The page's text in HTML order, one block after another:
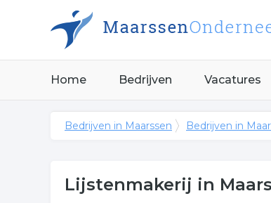
Home Bedrijven Vacatures
Bedrijven in Maarssen Bedrijven in
Lijstenmakerij in